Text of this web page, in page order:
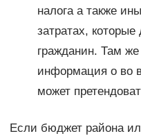
налога а также
затратах,
гражданин. Там
информация о во
может
Если бюджет района